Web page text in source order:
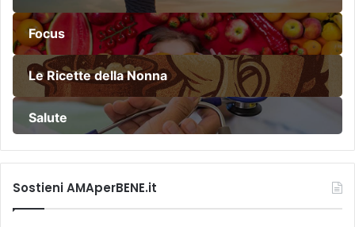
Focus
Le Ricette della Nonna
Salute
Sostieni AMAperBENE.it